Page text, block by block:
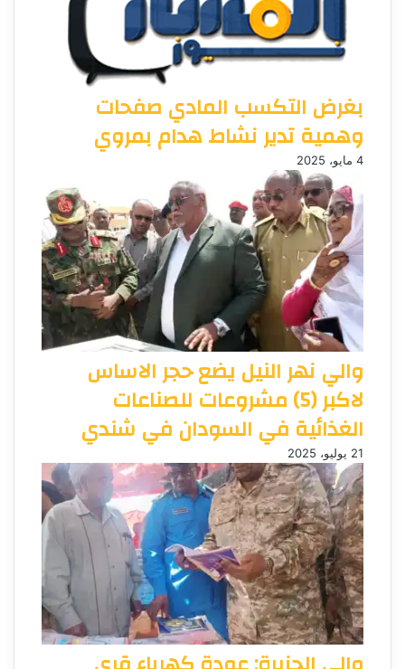
بغرض التكسب المادي صفحات
وهمية تدير نشاط هدام بمروي
4 مايو، 2025
والي نهر النيل يضع حجر الاساس
لاكبر (5) مشروعات للصناعات
الغذائية في السودان في شندي
21 يوليو، 2025